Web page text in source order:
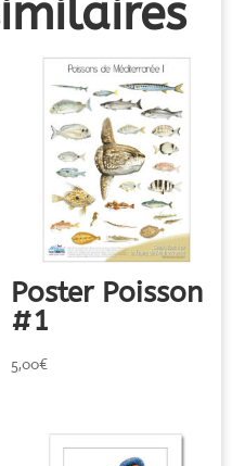
Poster Poisson
#1
5,00€